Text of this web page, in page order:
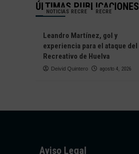
ÚLTIMAS PUBLICACIONES
NOTICIAS RECRE RECRE
Leandro Martínez, gol y
experiencia para el ataque del
Recreativo de Huelva
Deivid Quintero agosto 4, 2026
Aviso Legal